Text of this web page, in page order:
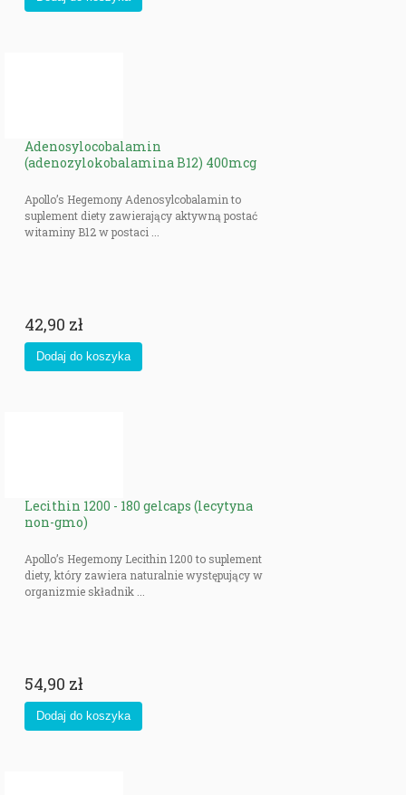
Adenosylocobalamin
(adenozylokobalamina B12) 400mcg
Apollo’s Hegemony Adenosylcobalamin to
suplement diety zawierający aktywną postać
witaminy B12 w postaci ...
42,90 zł
Lecithin 1200 - 180 gelcaps (lecytyna
non-gmo)
Apollo’s Hegemony Lecithin 1200 to suplement
diety, który zawiera naturalnie występujący w
organizmie składnik ...
54,90 zł